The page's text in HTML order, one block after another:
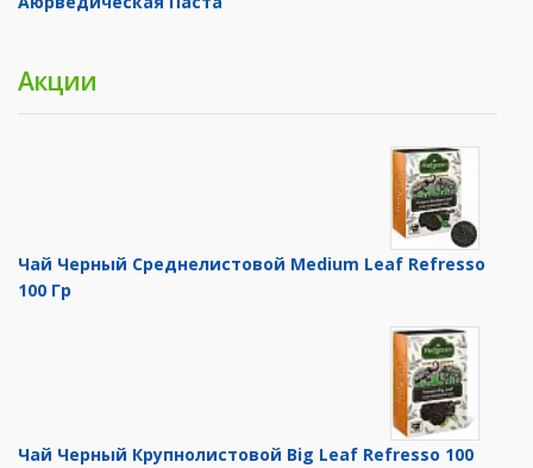
Акции
Чай Черный Среднелистовой Medium Leaf Refresso
100 Гр
Чай Черный Крупнолистовой Big Leaf Refresso 100